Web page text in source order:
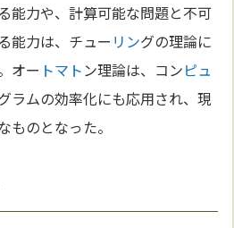
能力や、計算可能な問題と不可
能力は、チュー リングの理論に
オー トマトン理論は、コンピュ
ラムの効率化にも応用され、現
ものとなった。